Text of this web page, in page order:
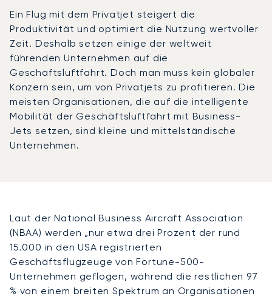
Ein Flug mit dem Privatjet steigert die
Produktivität und optimiert die Nutzung wertvoller
Zeit. Deshalb setzen einige der weltweit
führenden Unternehmen auf die
Geschäftsluftfahrt. Doch man muss kein globaler
Konzern sein, um von Privatjets zu profitieren. Die
meisten Organisationen, die auf die intelligente
Mobilität der Geschäftsluftfahrt mit Business-
Jets setzen, sind kleine und mittelständische
Unternehmen.
Laut der National Business Aircraft Association
(NBAA) werden „nur etwa drei Prozent der rund
15.000 in den USA registrierten
Geschäftsflugzeuge von Fortune-500-
Unternehmen geflogen, während die restlichen 97
% von einem breiten Spektrum an Organisationen